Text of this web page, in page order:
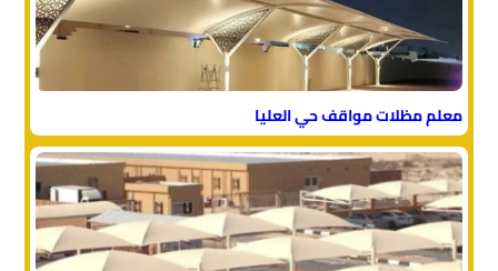
معلم مظلات مواقف حي العليا